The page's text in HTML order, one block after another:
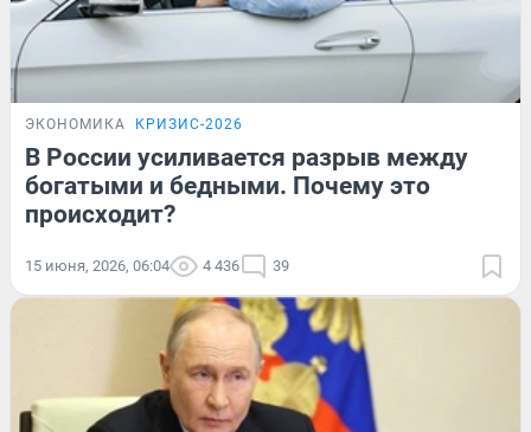
ЭКОНОМИКА КРИЗИС-2026
В России усиливается разрыв между
богатыми и бедными. Почему это
происходит?
15 июня, 2026, 06:04 4 436 39